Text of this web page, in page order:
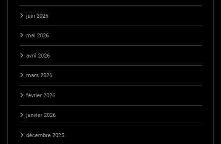
juin 2026
mai 2026
avril 2026
mars 2026
février 2026
janvier 2026
décembre 2025